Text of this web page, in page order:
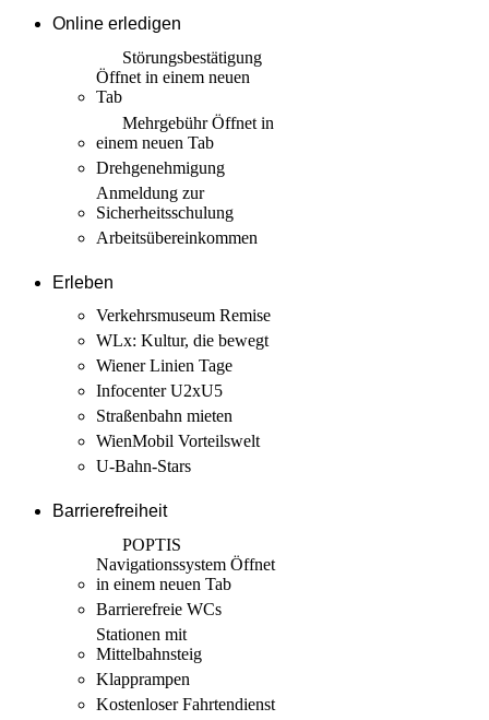
Online erledigen
Störungs­bestätigung
Öffnet in einem neuen
Tab
MehrgebührÖffnet in
einem neuen Tab
Drehgenehmigung
Anmeldung zur
Sicherheits­schulung
Arbeits­übereinkommen
Erleben
Verkehrsmuseum Remise
WLx: Kultur, die bewegt
Wiener Linien Tage
Infocenter U2xU5
Straßenbahn mieten
WienMobil Vorteilswelt
U-Bahn-Stars
Barrierefreiheit
POPTIS
Navigationssystem Öffnet
in einem neuen Tab
Barrierefreie WCs
Stationen mit
Mittelbahnsteig
Klapprampen
Kostenloser Fahrtendienst